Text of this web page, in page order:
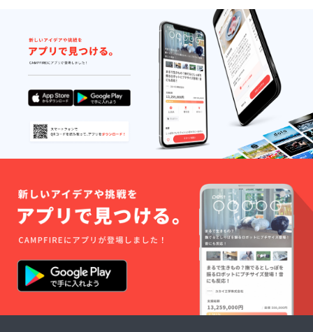
リター
ン金額
は送料
込みの
設定で
す。 ・
クール
便にて
発送致
しま
す。 ・
備考欄
にお届
け希望
頂ける
と幸い
です。
・日時
指定は
出来ま
せん
が、で
きる限
りお届
け希望
時刻に
メール
をお送
りさせ
て頂き
ます。
▼OITA
PICKLE
Sプロ
ジェク
トの最
新情報
や活動
プロセ
スを
ループ
で発信
中です
ので、
ぜひご
参加く
ださ
い！
https://
www.fa
com/gr
プロセ
スを
Facebo
okグ
ループ
で発信
中です
ので、
ぜひご
参加く
ださ
https://
www.fa
oups/28
538583
615692
85/?
ref=sha
ルにて
調整さ
せて頂
きま
す。 ※
ワーク
ショッ
プへの
参加人
数は最
大１０
名まで
とさせ
て頂き
礼メー
ル】 ・
一つ一
つ、感
謝の気
持ちを
込めて
お礼
メール
て頂き